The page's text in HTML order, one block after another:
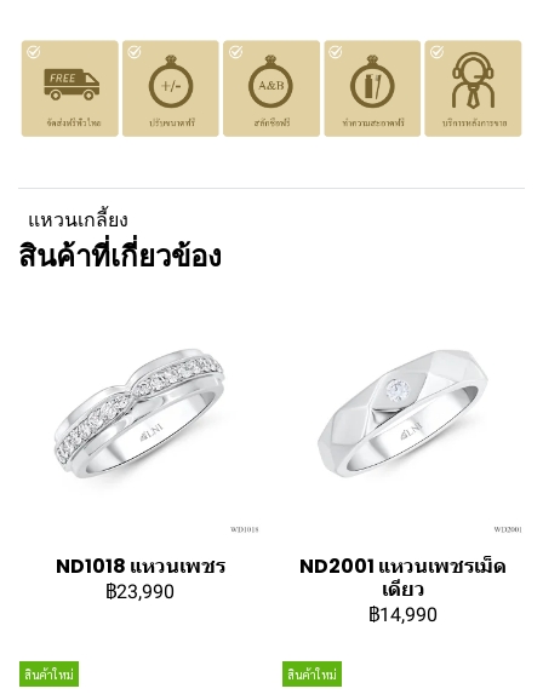
แหวนเกลี้ยง
สินค้าที่เกี่ยวข้อง
ND1018 แหวนเพชร
฿23,990
ND2001 แหวนเพชรเม็ด
เดียว
฿14,990
สินค้าใหม่ สินค้าใหม่